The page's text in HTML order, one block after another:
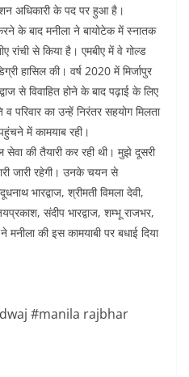
अधिकारी के पद पर हुआ है।
के बाद मनीला ने बायोटेक में स्नातक
रांची से किया है। एमबीए में वे गोल्ड
हासिल की। वर्ष 2020 में मिर्जापुर
से विवाहित होने के बाद पढ़ाई के लिए
का उन्हें निरंतर सहयोग मिलता
में कामयाब रही।
सेवा की तैयारी कर रही थी। मुझे दूसरी
जारी रहेगी। उनके चयन से
भारद्वाज, श्रीमती विमला देवी,
संदीप भारद्वाज, शम्भू राजभर,
मनीला की इस कामयाबी पर बधाई दिया
#manila rajbhar